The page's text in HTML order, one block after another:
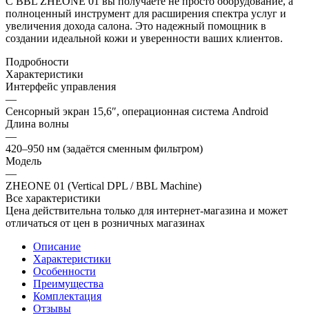
полноценный инструмент для расширения спектра услуг и
увеличения дохода салона. Это надежный помощник в
создании идеальной кожи и уверенности ваших клиентов.
Подробности
Характеристики
Интерфейс управления
—
Сенсорный экран 15,6″, операционная система Android
Длина волны
—
420–950 нм (задаётся сменным фильтром)
Модель
—
ZHEONE 01 (Vertical DPL / BBL Machine)
Все характеристики
Цена действительна только для интернет-магазина и может
отличаться от цен в розничных магазинах
Описание
Характеристики
Особенности
Преимущества
Комплектация
Отзывы